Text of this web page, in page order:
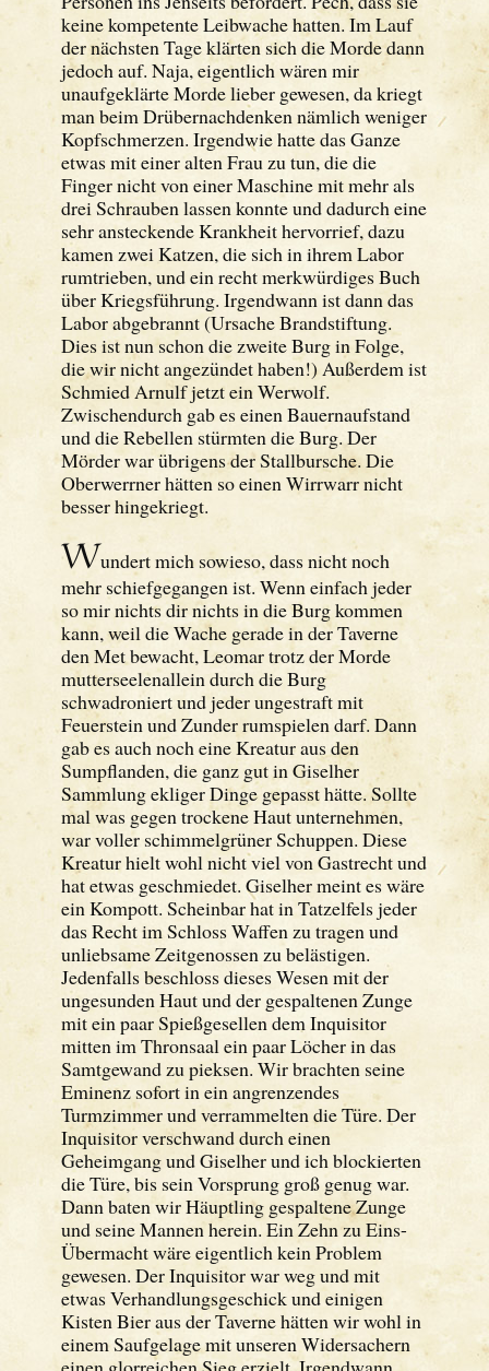
keine kompetente Leibwache hatten. Im Lauf
der nächsten Tage klärten sich die Morde dann
jedoch auf. Naja, eigentlich wären mir
unaufgeklärte Morde lieber gewesen, da kriegt
man beim Drübernachdenken nämlich weniger
Kopfschmerzen. Irgendwie hatte das Ganze
etwas mit einer alten Frau zu tun, die die
Finger nicht von einer Maschine mit mehr als
drei Schrauben lassen konnte und dadurch eine
sehr ansteckende Krankheit hervorrief, dazu
kamen zwei Katzen, die sich in ihrem Labor
rumtrieben, und ein recht merkwürdiges Buch
über Kriegsführung. Irgendwann ist dann das
Labor abgebrannt (Ursache Brandstiftung.
Dies ist nun schon die zweite Burg in Folge,
die wir nicht angezündet haben!) Außerdem ist
Schmied Arnulf jetzt ein Werwolf.
Zwischendurch gab es einen Bauernaufstand
und die Rebellen stürmten die Burg. Der
Mörder war übrigens der Stallbursche. Die
Oberwerrner hätten so einen Wirrwarr nicht
besser hingekriegt.
Wundert mich sowieso, dass nicht noch
mehr schiefgegangen ist. Wenn einfach jeder
so mir nichts dir nichts in die Burg kommen
kann, weil die Wache gerade in der Taverne
den Met bewacht, Leomar trotz der Morde
mutterseelenallein durch die Burg
schwadroniert und jeder ungestraft mit
Feuerstein und Zunder rumspielen darf. Dann
gab es auch noch eine Kreatur aus den
Sumpflanden, die ganz gut in Giselher
Sammlung ekliger Dinge gepasst hätte. Sollte
mal was gegen trockene Haut unternehmen,
war voller schimmelgrüner Schuppen. Diese
Kreatur hielt wohl nicht viel von Gastrecht und
hat etwas geschmiedet. Giselher meint es wäre
ein Kompott. Scheinbar hat in Tatzelfels jeder
das Recht im Schloss Waffen zu tragen und
unliebsame Zeitgenossen zu belästigen.
Jedenfalls beschloss dieses Wesen mit der
ungesunden Haut und der gespaltenen Zunge
mit ein paar Spießgesellen dem Inquisitor
mitten im Thronsaal ein paar Löcher in das
Samtgewand zu pieksen. Wir brachten seine
Eminenz sofort in ein angrenzendes
Turmzimmer und verrammelten die Türe. Der
Inquisitor verschwand durch einen
Geheimgang und Giselher und ich blockierten
die Türe, bis sein Vorsprung groß genug war.
Dann baten wir Häuptling gespaltene Zunge
und seine Mannen herein. Ein Zehn zu Eins-
Übermacht wäre eigentlich kein Problem
gewesen. Der Inquisitor war weg und mit
etwas Verhandlungsgeschick und einigen
Kisten Bier aus der Taverne hätten wir wohl in
einem Saufgelage mit unseren Widersachern